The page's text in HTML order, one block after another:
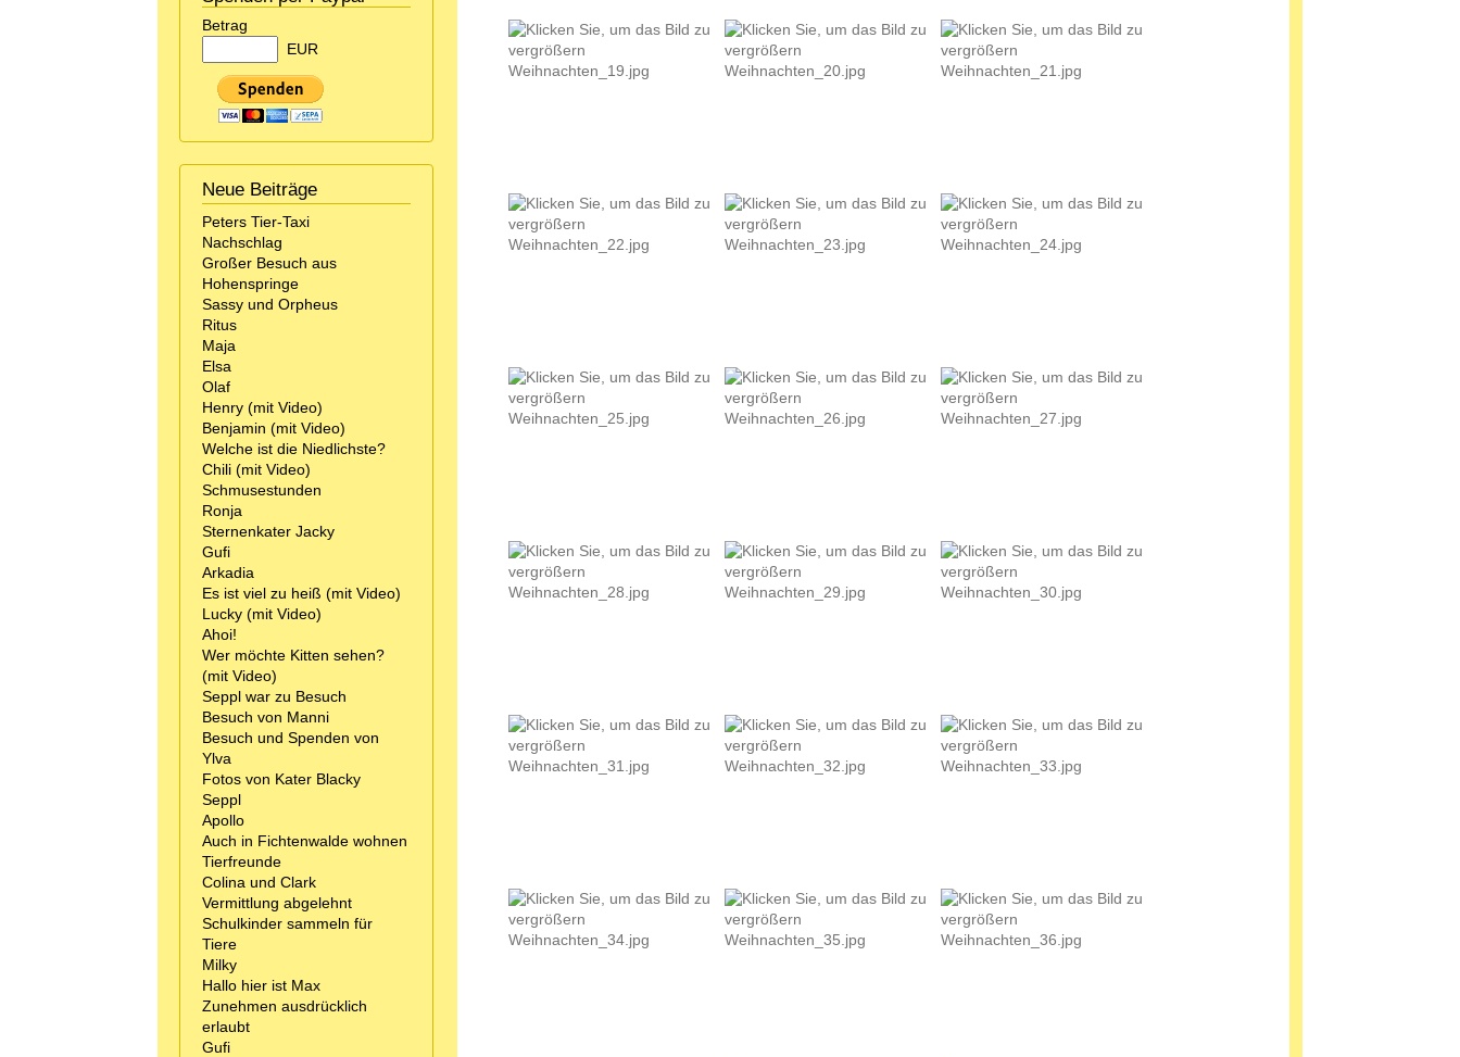
Betrag
EUR
Neue Beiträge
Peters Tier-Taxi
Nachschlag
Großer Besuch aus
Hohenspringe
Sassy und Orpheus
Ritus
Maja
Elsa
Olaf
Henry (mit Video)
Benjamin (mit Video)
Welche ist die Niedlichste?
Chili (mit Video)
Schmusestunden
Ronja
Sternenkater Jacky
Gufi
Arkadia
Es ist viel zu heiß (mit Video)
Lucky (mit Video)
Ahoi!
Wer möchte Kitten sehen?
(mit Video)
Seppl war zu Besuch
Besuch von Manni
Besuch und Spenden von
Ylva
Fotos von Kater Blacky
Seppl
Apollo
Auch in Fichtenwalde wohnen
Tierfreunde
Colina und Clark
Vermittlung abgelehnt
Schulkinder sammeln für
Tiere
Milky
Hallo hier ist Max
Zunehmen ausdrücklich
erlaubt
Gufi